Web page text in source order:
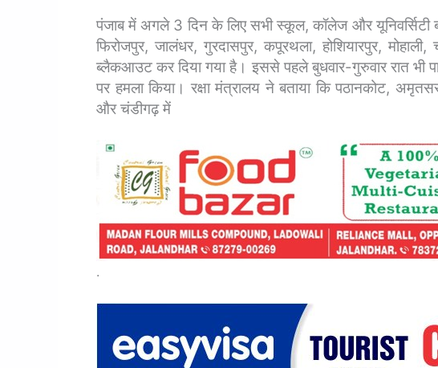
पंजाब में अगले 3 दिन के लिए सभी स्कूल, कॉलेज और यूनिवर्सिटी
फिरोजपुर, जालंधर, गुरदासपुर, कपूरथला, होशियारपुर,
ब्लैकआउट कर दिया गया है। इससे पहले बुधवार-गुरुवार रात भी
पर हमला किया। रक्षा मंत्रालय ने बताया कि पठानकोट,
और चंडीगढ़ में
.